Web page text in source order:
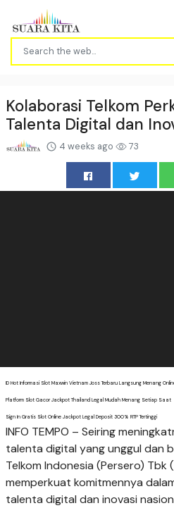
Kolaborasi Telkom
Talenta Digital dan
4 weeks ago 73
ID Hot Informasi Slot Maxwin Vietnam Joss Terbaru Langsung Menang
Platform Slot Gacor Jackpot Thailand Legal Mudah Menang Setiap Saat
Sign In Gratis Slot Online Jackpot Legal Deposit 300% RTP Tertinggi
INFO TEMPO – Seiring
talenta digital yang unggul dan
Telkom Indonesia (Persero) Tbk
memperkuat komitmennya
talenta digital dan inovasi